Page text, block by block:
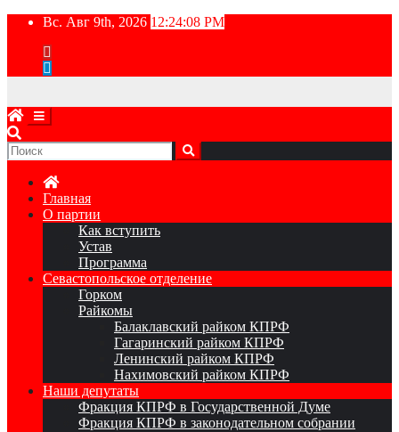
Перейти
содержимому
Вс. Авг 9th, 2026 12:24:10 PM
Главная
О партии
Как вступить
Устав
Программа
Севастопольское отделение
Горком
Райкомы
Балаклавский райком КПРФ
Гагаринский райком КПРФ
Ленинский райком КПРФ
Нахимовский райком КПРФ
Наши депутаты
Фракция КПРФ в Государственной Думе
Фракция КПРФ в законодательном собрании